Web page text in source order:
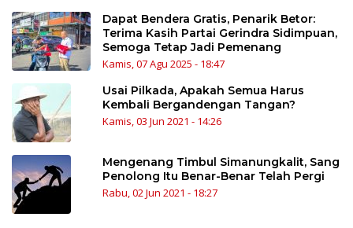
Dapat Bendera Gratis, Penarik Betor:
Terima Kasih Partai Gerindra Sidimpuan,
Semoga Tetap Jadi Pemenang
Kamis, 07 Agu 2025 - 18:47
Usai Pilkada, Apakah Semua Harus
Kembali Bergandengan Tangan?
Kamis, 03 Jun 2021 - 14:26
Mengenang Timbul Simanungkalit, Sang
Penolong Itu Benar-Benar Telah Pergi
Rabu, 02 Jun 2021 - 18:27